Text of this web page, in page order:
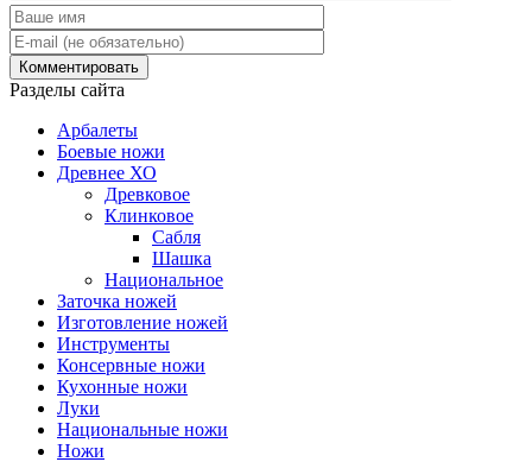
Разделы сайта
Арбалеты
Боевые ножи
Древнее ХО
Древковое
Клинковое
Сабля
Шашка
Национальное
Заточка ножей
Изготовление ножей
Инструменты
Консервные ножи
Кухонные ножи
Луки
Национальные ножи
Ножи